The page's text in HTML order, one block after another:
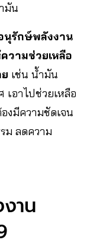
มัน
นุรักษ์พลังงาน
วามช่วยเหลือ
เช่น น้ำมัน
เอาไปช่วยเหลือ
งมีความชัดเจน
ม ลดความ
าน